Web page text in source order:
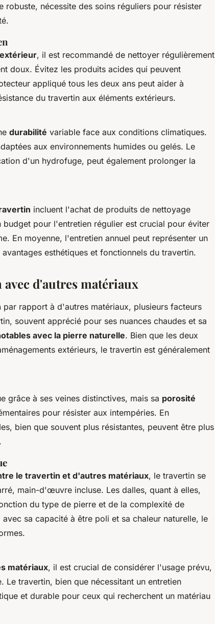
robuste, nécessite des soins réguliers pour résister
, il est recommandé de nettoyer régulièrement
doux. Évitez les produits acides qui peuvent
appliqué tous les deux ans peut aider à
du travertin aux éléments extérieurs.
durabilité variable face aux conditions climatiques.
aux environnements humides ou gelés. Le
d'un hydrofuge, peut également prolonger la
incluent l'achat de produits de nettoyage
pour l'entretien régulier est crucial pour éviter
En moyenne, l'entretien annuel peut représenter un
esthétiques et fonctionnels du travertin.
d'autres matériaux
par rapport à d'autres matériaux, plusieurs facteurs
souvent apprécié pour ses nuances chaudes et sa
avec la pierre naturelle. Bien que les deux
extérieurs, le travertin est généralement
grâce à ses veines distinctives, mais sa porosité
pour résister aux intempéries. En
bien que souvent plus résistantes, peuvent être plus
le travertin et d'autres matériaux, le travertin se
main-d'œuvre incluse. Les dalles, quant à elles,
du type de pierre et de la complexité de
sa capacité à être poli et sa chaleur naturelle, le
matériaux, il est crucial de considérer l'usage prévu,
Le travertin, bien que nécessitant un entretien
et durable pour ceux qui recherchent un matériau